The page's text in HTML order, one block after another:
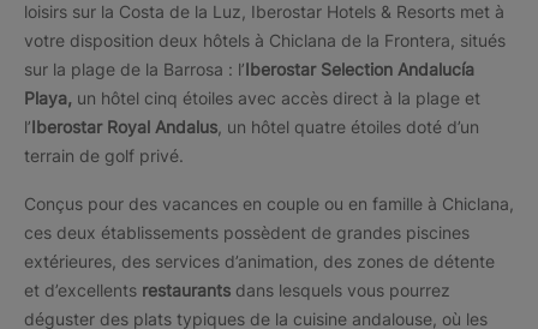
loisirs sur la Costa de la Luz, Iberostar Hotels & Resorts met à
votre disposition deux hôtels à Chiclana de la Frontera, situés
sur la plage de la Barrosa : l’Iberostar Selection Andalucía
Playa, un hôtel cinq étoiles avec accès direct à la plage et
l’Iberostar Royal Andalus , un hôtel quatre étoiles doté d’un
terrain de golf privé.
Conçus pour des vacances en couple ou en famille à Chiclana,
ces deux établissements possèdent de grandes piscines
extérieures, des services d’animation, des zones de détente
et d’excellents restaurants dans lesquels vous pourrez
déguster des plats typiques de la cuisine andalouse, où les